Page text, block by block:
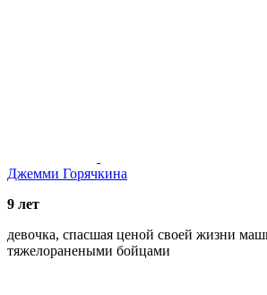
Джемми Горячкина
9 лет
девочка, спасшая ценой своей жизни
тяжелоранеными бойцами